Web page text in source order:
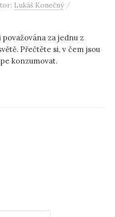
Lukáš Konečný /
za jednu z
Přečtěte si, v čem jsou
konzumovat.